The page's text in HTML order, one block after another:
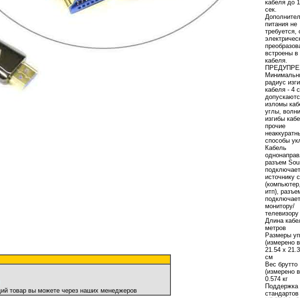
товар вы можете через наших менеджеров
кабеля до
сек.
питания не
требуется,
встроены
кабеля.
радиус
кабеля - 4
изломы
углы,
изгибы
прочие
способы
Кабель
разъем
источнику
итп),
монитору/
телевизору
Длина
метров
Размеры
(измерено
21.54 x
см
Вес брутто
(измерено
0.574 кг
Поддержка